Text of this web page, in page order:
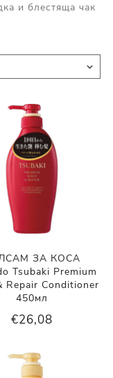
и блестяща чак
ЗА КОСА
Tsubaki Premium
Repair Conditioner
450мл
€26,08